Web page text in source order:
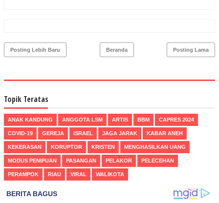
Posting Lebih Baru Posting Lama
Beranda
Topik Teratas
ANAK KANDUNG ANGGOTA LSM ARTIS BBM CAPRES 2024
COVID-19 GEREJA ISRAEL JAGA JARAK KABAR ANEH
KEKERASAN KORUPTOR KRISTEN MENGHASILKAN UANG
MODUS PENIPUAN PASANGAN PELAKOR PELECEHAN
PERAMPOK RIAU VIRAL WALIKOTA